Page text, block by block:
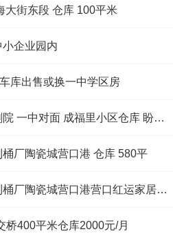
大街东段 仓库 100平米
小企业园内
库出售或换一中学区房
（出租）出租辽河大剧院 一中对面 成福里小区仓库 盼盼路北
桶厂陶瓷城营口港 仓库 580平
（出租）出租造纸厂制桶厂陶瓷城营口港营口红运家居仓库
桥400平米仓库2000元/月